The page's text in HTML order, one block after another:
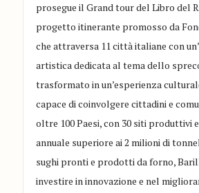
prosegue il Grand tour del Libro del
progetto itinerante promosso da
che attraversa 11 città italiane con
artistica dedicata al tema dello
trasformato in un’esperienza
capace di coinvolgere cittadini e
oltre 100 Paesi, con 30 siti produttivi
annuale superiore ai 2 milioni di
sughi pronti e prodotti da forno,
investire in innovazione e nel